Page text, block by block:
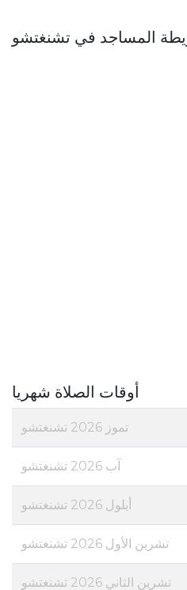
المساجد في تشنغتشو
أوقات الصلاة شهريا
تموز 2026 تشنغتشو
آب 2026 تشنغتشو
أيلول 2026 تشنغتشو
تشرين الأول 2026 تشنغتشو
تشرين الثاني 2026 تشنغتشو